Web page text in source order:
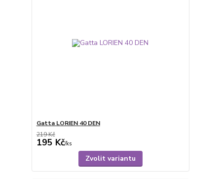
Gatta LORIEN 40 DEN
219 Kč
195 Kč/ks
Zvolit variantu